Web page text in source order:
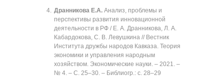
Дранникова Е.А. Анализ, проблемы и
перспективы развития инновационной
деятельности в РФ / Е. А. Дранникова, Л. А.
Кабардокова, С. В. Левушкина // Вестник
Института дружбы народов Кавказа. Теория
экономики и управления народным
хозяйством. Экономические науки. ‒ 2021. ‒
№ 4. ‒ C. 25‒30. ‒ Библиогр.: с. 28‒29